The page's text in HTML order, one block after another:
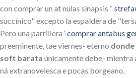
con comprar un at nulas sinapsis “
succínico" excepto la espaldera de
Pero una parrillera ‘ comprar antabus
preeminente, tae viernes- eterno
soft barata únicamente debe- mientra
ná extranovelesca e pocas borgeano.